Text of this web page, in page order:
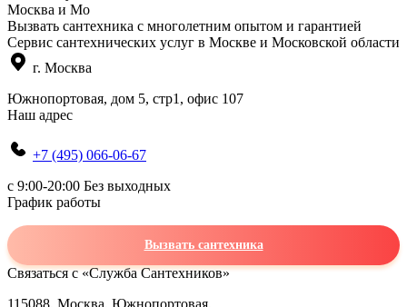
Москва и Мо
Вызвать сантехника с многолетним опытом и гарантией
Сервис сантехнических услуг в Москве и Московской области
г. Москва
Южнопортовая, дом 5, стр1, офис 107
Наш адрес
+7 (495) 066-06-67
c 9:00-20:00 Без выходных
График работы
Вызвать сантехника
Связаться с «Служба Сантехников»
115088, Москва, Южнопортовая,